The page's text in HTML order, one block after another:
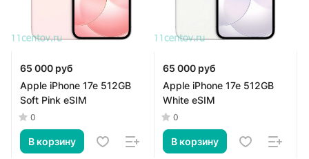
65 000 руб
Apple iPhone 17e 512GB
Soft Pink eSIM
0
В корзину
65 000 руб
Apple iPhone 17e 512GB
White eSIM
0
В корзину